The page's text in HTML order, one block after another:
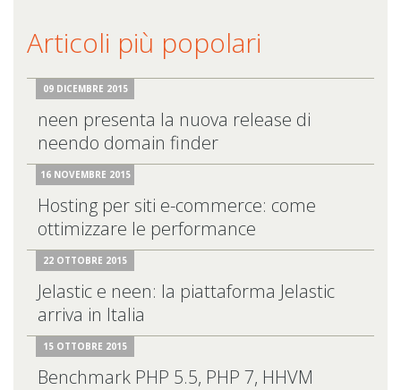
Articoli più popolari
09 DICEMBRE 2015
neen presenta la nuova release di
neendo domain finder
16 NOVEMBRE 2015
Hosting per siti e-commerce: come
ottimizzare le performance
22 OTTOBRE 2015
Jelastic e neen: la piattaforma Jelastic
arriva in Italia
15 OTTOBRE 2015
Benchmark PHP 5.5, PHP 7, HHVM